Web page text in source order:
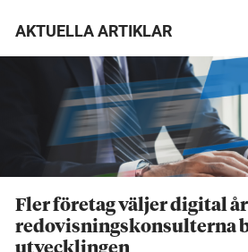
AKTUELLA ARTIKLAR
Fler företag väljer digital
redovisningskonsulterna